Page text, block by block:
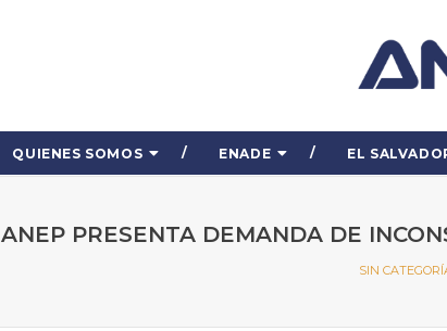
QUIENES SOMOS ENADE EL
ANEP PRESENTA DEMANDA DE
SIN